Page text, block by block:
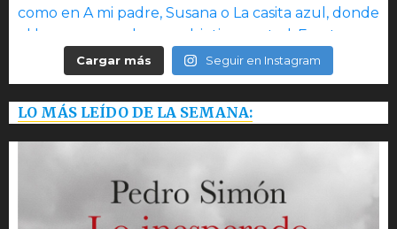
Cargar más Seguir en Instagram
LO MÁS LEÍDO DE LA SEMANA: